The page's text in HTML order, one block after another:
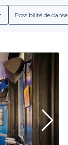
Possibilité de